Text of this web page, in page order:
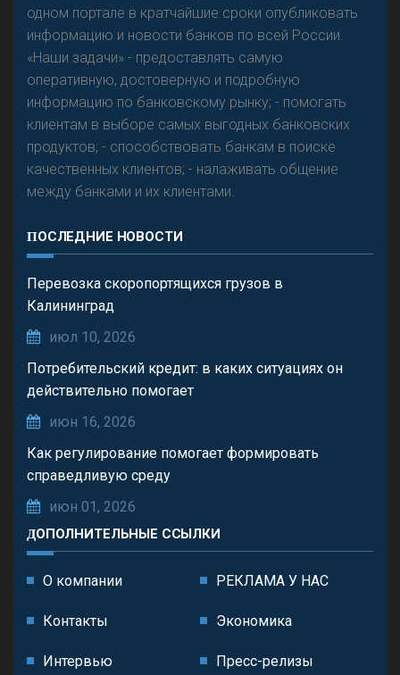
Резкого разворота на рынке автокредитов не
предвидится - «Интервью»
одном портале в кратчайшие сроки опубликовать
информацию и новости банков по всей России.
«Наши задачи» - предоставлять самую
оперативную, достоверную и подробную
информацию по банковскому рынку; - помогать
клиентам в выборе самых выгодных банковских
продуктов; - способствовать банкам в поиске
качественных клиентов; - налаживать общение
между банками и их клиентами.
ПОСЛЕДНИЕ НОВОСТИ
Перевозка скоропортящихся грузов в
Калининград
июл 10, 2026
Потребительский кредит: в каких ситуациях он
действительно помогает
июн 16, 2026
Как регулирование помогает формировать
справедливую среду
июн 01, 2026
ДОПОЛНИТЕЛЬНЫЕ ССЫЛКИ
О компании РЕКЛАМА У НАС
Контакты Экономика
Интервью Пресс-релизы